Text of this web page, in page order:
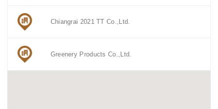
Chiangrai 2021 TT Co.,Ltd.
Greenery Products Co.,Ltd.